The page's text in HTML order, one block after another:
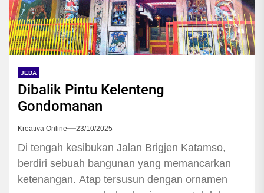
JEDA
Dibalik Pintu Kelenteng
Gondomanan
Kreativa Online 23/10/2025
Di tengah kesibukan Jalan Brigjen Katamso,
berdiri sebuah bangunan yang memancarkan
ketenangan. Atap tersusun dengan ornamen